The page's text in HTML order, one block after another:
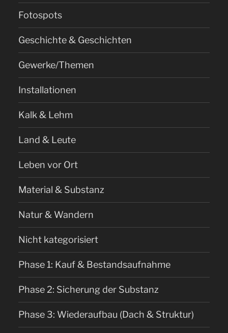
Fotospots
Geschichte & Geschichten
Gewerke/Themen
Installationen
Kalk & Lehm
Land & Leute
Leben vor Ort
Material & Substanz
Natur & Wandern
Nicht kategorisiert
Phase 1: Kauf & Bestandsaufnahme
Phase 2: Sicherung der Substanz
Phase 3: Wiederaufbau (Dach & Struktur)